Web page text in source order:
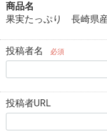
商品名
果実たっぷり 長崎県
投稿者名 必須
投稿者URL